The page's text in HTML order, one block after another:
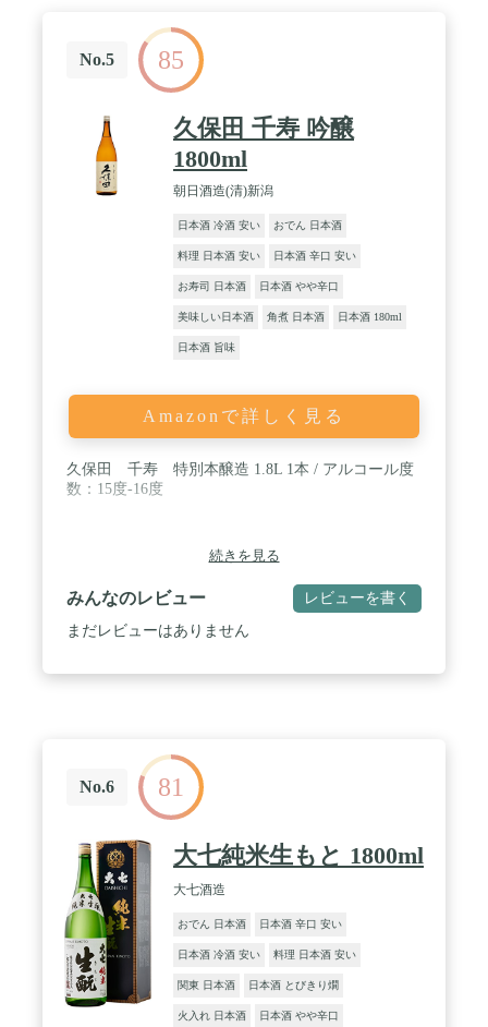
No.5 85
久保田 千寿 吟醸
1800ml
朝日酒造(清)新潟
日本酒 冷酒 安い おでん 日本酒
料理 日本酒 安い 日本酒 辛口 安い
お寿司 日本酒 日本酒 やや辛口
美味しい日本酒 角煮 日本酒 日本酒 180ml
日本酒 旨味
Amazonで詳しく見る
久保田 千寿 特別本醸造 1.8L 1本 / アルコール度
数：15度-16度
続きを見る
みんなのレビュー レビューを書く
まだレビューはありません
No.6 81
大七純米生もと 1800ml
大七酒造
おでん 日本酒 日本酒 辛口 安い
日本酒 冷酒 安い 料理 日本酒 安い
関東 日本酒 日本酒 とびきり燗
火入れ 日本酒 日本酒 やや辛口